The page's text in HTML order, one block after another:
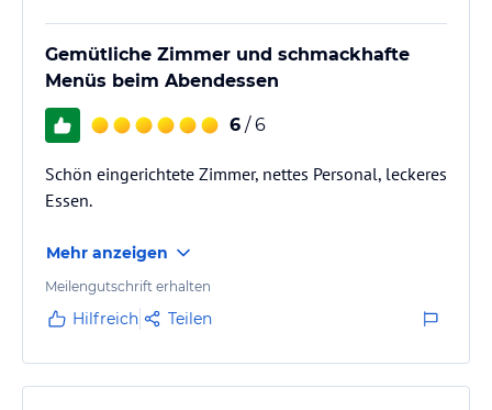
Gemütliche Zimmer und schmackhafte
Menüs beim Abendessen
6 / 6
Schön eingerichtete Zimmer, nettes Personal, leckeres
Essen.
Mehr anzeigen
Meilengutschrift erhalten
Hilfreich Teilen